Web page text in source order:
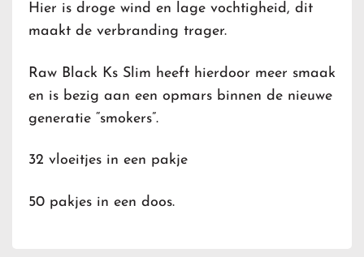
Hier is droge wind en lage vochtigheid, dit
maakt de verbranding trager.
Raw Black Ks Slim heeft hierdoor meer smaak
en is bezig aan een opmars binnen de nieuwe
generatie “smokers”.
32 vloeitjes in een pakje
50 pakjes in een doos.